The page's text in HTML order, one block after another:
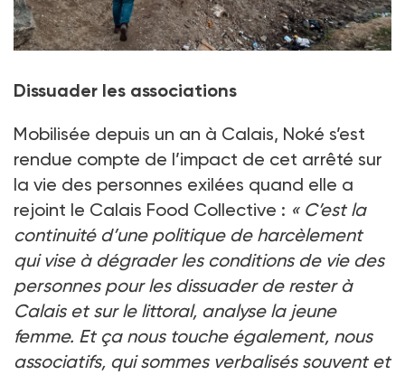
Dissuader les associations
Mobilisée depuis un an à Calais, Noké s’est
rendue compte de l’impact de cet arrêté sur
la vie des personnes exilées quand elle a
rejoint le Calais Food Collective : « C’est la
continuité d’une politique de harcèlement
qui vise à dégrader les conditions de vie des
personnes pour les dissuader de rester à
Calais et sur le littoral, analyse la jeune
femme. Et ça nous touche également, nous
associatifs, qui sommes verbalisés souvent et